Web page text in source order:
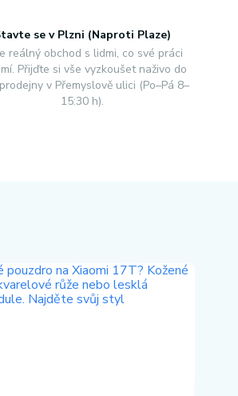
se v Plzni (Naproti Plaze)
reálný obchod s lidmi, co své práci
Přijďte si vše vyzkoušet naživo do
v Přemyslově ulici (Po–Pá 8–
15:30 h).